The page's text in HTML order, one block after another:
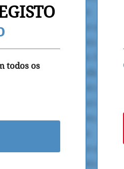
todos os